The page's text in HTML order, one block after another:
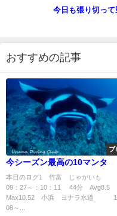
今日も張り切って
おすすめの記事
ブ
今シーズン最高の10マンタ
本日のログ1 竹富 じゃがいも
09：27～：10：11 44分 Avg8.5
Max10.52 小浜 ヨナラ水道
08～...